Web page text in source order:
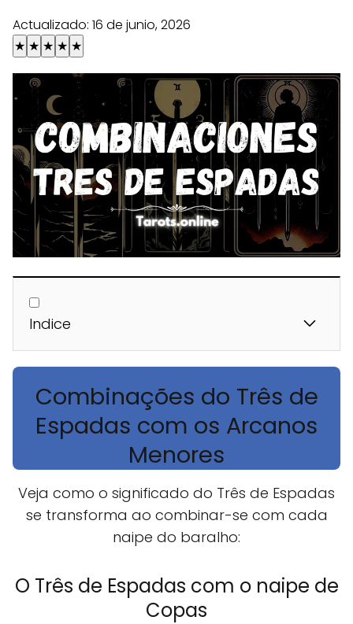
Actualizado: 16 de junio, 2026
★ ★ ★ ★ ★
Indice
Combinações do Três de
Espadas com os Arcanos
Menores
Veja como o significado do Três de Espadas
se transforma ao combinar-se com cada
naipe do baralho:
O Três de Espadas com o naipe de
Copas